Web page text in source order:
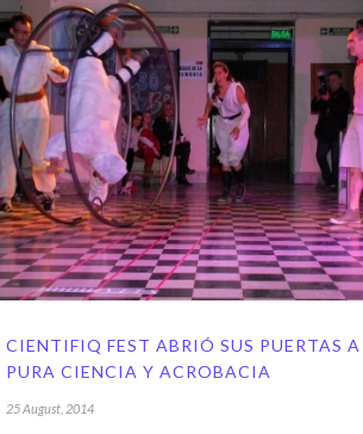
CIENTIFIQ FEST ABRIÓ SUS PUERTAS A
PURA CIENCIA Y ACROBACIA
25 August, 2014